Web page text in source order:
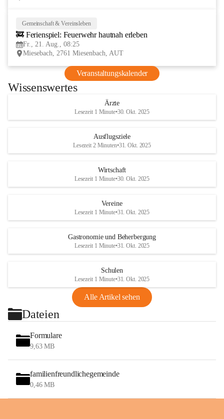
Gemeinschaft & Vereinsleben
🚒 Ferienspiel: Feuerwehr hautnah erleben
Fr., 21. Aug., 08:25
Miesebach, 2761 Miesenbach, AUT
Veranstaltungskalender
Wissenswertes
Ärzte
Lesezeit 1 Minute•30. Okt. 2025
Ausflugsziele
Lesezeit 2 Minuten•31. Okt. 2025
Wirtschaft
Lesezeit 1 Minute•30. Okt. 2025
Vereine
Lesezeit 1 Minute•31. Okt. 2025
Gastronomie und Beherbergung
Lesezeit 1 Minute•31. Okt. 2025
Schulen
Lesezeit 1 Minute•31. Okt. 2025
Alle Artikel sehen
Dateien
Formulare
9,63 MB
familienfreundlichegemeinde
0,46 MB